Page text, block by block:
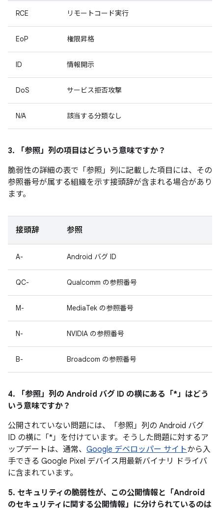
RCE リモートコード実行
EoP 権限昇格
ID 情報開示
DoS サービス拒否攻撃
N/A 該当する分類なし
3. 「参照」 列の項目はどういう意味ですか？
脆弱性の詳細の表で「参照」 列に記載した項目には、その
参照番号が属する組織を示す接頭辞が含まれる場合があり
ます。
接頭辞 参照
A- Android バグ ID
QC- Qualcomm の参照番号
M- MediaTek の参照番号
N- NVIDIA の参照番号
B- Broadcom の参照番号
4. 「参照」 列の Android バグ ID の横にある「*」はどう
いう意味ですか？
公開されていない問題には、「参照」列の Android バグ
ID の横に「*」を付けています。そうした問題に対するア
ップデートは、通常、 Google デベロッパー サイトから入
手できる Google Pixel デバイス用最新バイナリ ドライバ
に含まれています。
5. セキュリティの脆弱性が、この公開情報と「Android
のセキュリティに関する公開情報」に分けられているのは